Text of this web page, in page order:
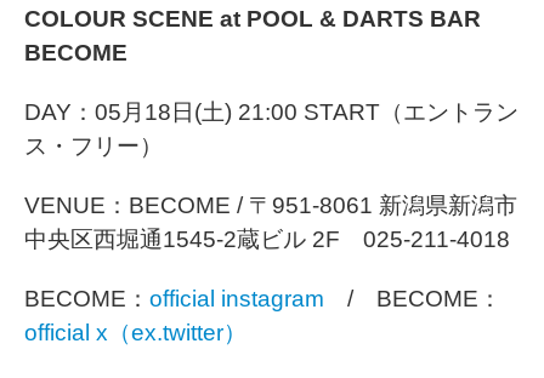
COLOUR SCENE at POOL & DARTS BAR
BECOME
DAY：05月18日(土) 21:00 START（エントラン
ス・フリー）
VENUE：BECOME / 〒951-8061 新潟県新潟市
中央区西堀通1545-2蔵ビル 2F 025-211-4018
BECOME： official instagram / BECOME：
official x（ex.twitter）